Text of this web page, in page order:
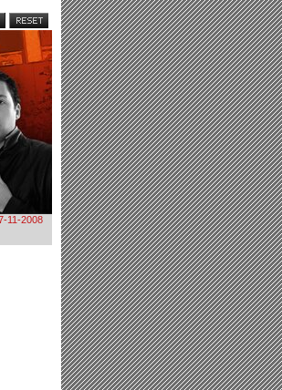
11-2008